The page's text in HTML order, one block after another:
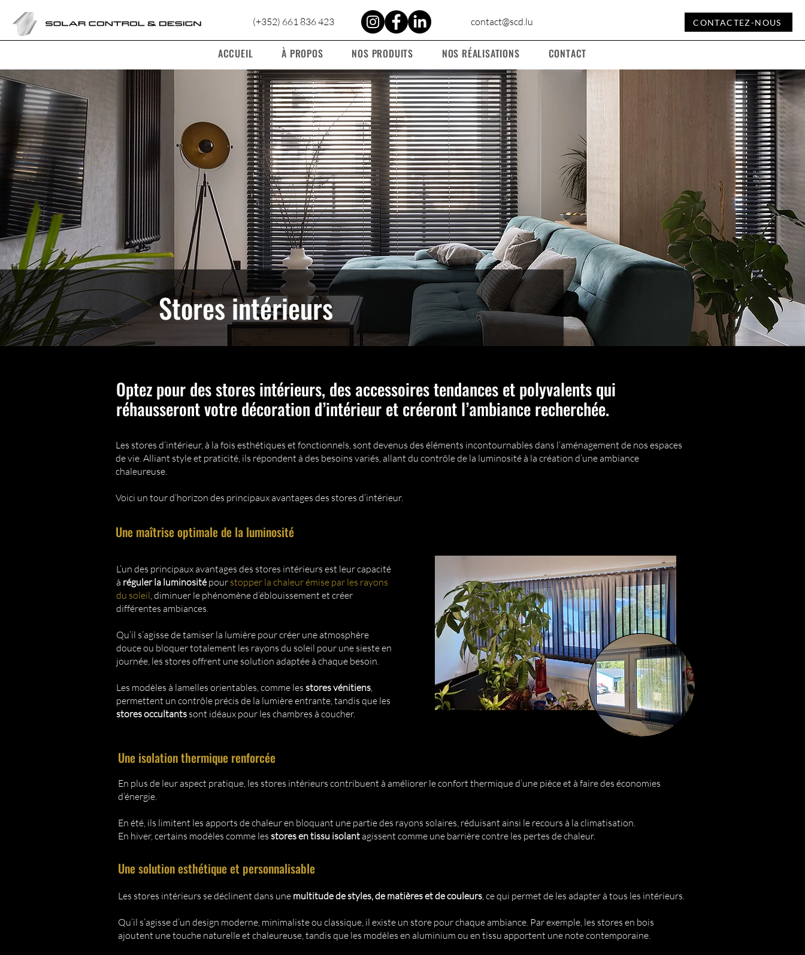
CONTACTEZ-NOUS
(+352) 661 836 423 contact@scd.lu
ACCUEIL À PROPOS NOS PRODUITS NOS RÉALISATIONS CONTACT
Stores intérieurs
Optez pour des stores intérieurs, des accessoires tendances et polyvalents qui
réhausseront votre décoration d’intérieur et créeront l’ambiance recherchée.
Les stores d’intérieur, à la fois esthétiques et fonctionnels, sont devenus des éléments incontournables dans l’aménagement de nos espaces
de vie. Alliant style et praticité, ils répondent à des besoins variés, allant du contrôle de la luminosité à la création d’une ambiance
chaleureuse.
Voici un tour d’horizon des principaux avantages des stores d’intérieur.
Une maîtrise optimale de la luminosité
L’un des principaux avantages des stores intérieurs est leur capacité
à réguler la luminosité pour stopper la chaleur émise par les rayons
du soleil, diminuer le phénomène d’éblouissement et créer
différentes ambiances.
Qu’il s’agisse de tamiser la lumière pour créer une atmosphère
douce ou bloquer totalement les rayons du soleil pour une sieste en
journée, les stores offrent une solution adaptée à chaque besoin.
Les modèles à lamelles orientables, comme les stores vénitiens,
permettent un contrôle précis de la lumière entrante, tandis que les
stores occultants sont idéaux pour les chambres à coucher.
Une isolation thermique renforcée
En plus de leur aspect pratique, les stores intérieurs contribuent à améliorer le confort thermique d’une pièce et à faire des économies
d’énergie.
En été, ils limitent les apports de chaleur en bloquant une partie des rayons solaires, réduisant ainsi le recours à la climatisation.
En hiver, certains modèles comme les stores en tissu isolantagissent comme une barrière contre les pertes de chaleur.
Une solution esthétique et personnalisable
Les stores intérieurs se déclinent dans une multitude de styles, de matières et de couleurs, ce qui permet de les adapter à tous les intérieurs.
Qu’il s’agisse d’un design moderne, minimaliste ou classique, il existe un store pour chaque ambiance. Par exemple, les stores en bois
ajoutent une touche naturelle et chaleureuse, tandis que les modèles en aluminium ou en tissu apportent une note contemporaine.